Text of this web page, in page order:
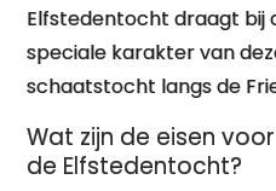
Elfstedentocht draagt bij
speciale karakter van
schaatstocht langs de
Wat zijn de eisen
de Elfstedentocht?